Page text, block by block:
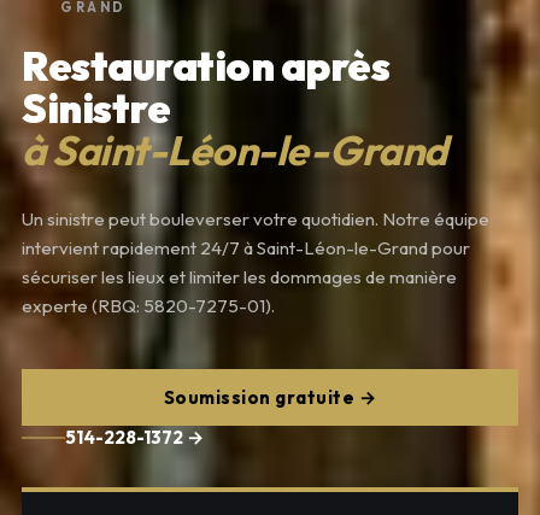
GRAND
Restauration après
Sinistre
à Saint-Léon-le-Grand
Un sinistre peut bouleverser votre quotidien. Notre équipe
intervient rapidement 24/7 à Saint-Léon-le-Grand pour
sécuriser les lieux et limiter les dommages de manière
experte (RBQ: 5820-7275-01).
Soumission gratuite →
514-228-1372 →